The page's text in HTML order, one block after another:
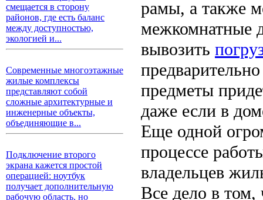
смещается в сторону
районов, где есть баланс
между доступностью,
экологией и...
Современные многоэтажные
жилые комплексы
представляют собой
сложные архитектурные и
инженерные объекты,
объединяющие в...
Подключение второго
экрана кажется простой
операцией: ноутбук
получает дополнительную
рабочую область, но
рамы, а также
межкомнатные
вывозить
предметы
даже если в
Еще одной
процессе
владельцев
Все дело в том,